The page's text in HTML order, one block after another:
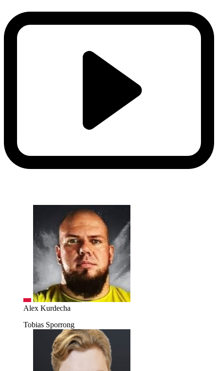
Alex Kurdecha
Tobias Sporrong